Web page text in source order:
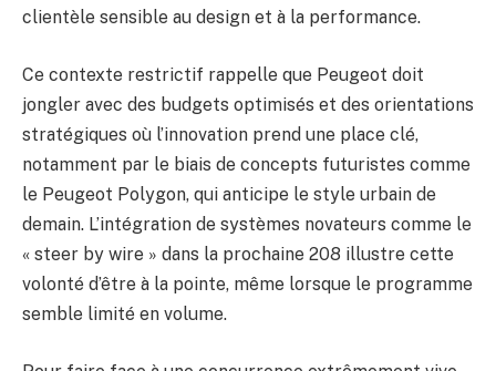
clientèle sensible au design et à la performance.
Ce contexte restrictif rappelle que Peugeot doit
jongler avec des budgets optimisés et des orientations
stratégiques où l’innovation prend une place clé,
notamment par le biais de concepts futuristes comme
le Peugeot Polygon, qui anticipe le style urbain de
demain. L’intégration de systèmes novateurs comme le
« steer by wire » dans la prochaine 208 illustre cette
volonté d’être à la pointe, même lorsque le programme
semble limité en volume.